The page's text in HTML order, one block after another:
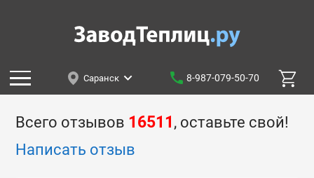
Саранск 8-987-079-50-70
Всего отзывов 16511 , оставьте свой!
Написать отзыв